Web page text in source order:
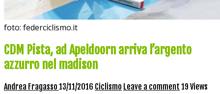
foto: federciclismo.it
CDM Pista, ad Apeldoorn arriva l’argento
azzurro nel madison
Andrea Fragasso 13/11/2016 Ciclismo Leave a comment 19 Views